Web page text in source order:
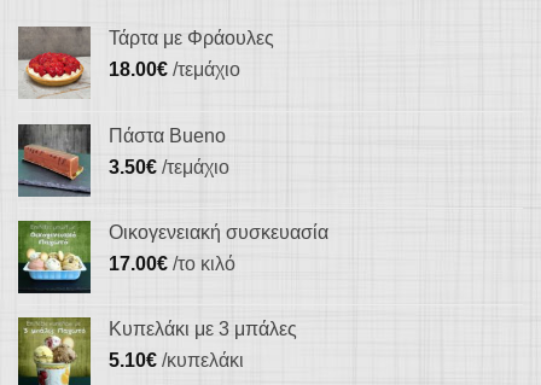
Οι
επιλογές
επιλεγούν
του
προϊόντος
Τάρτα με Φράουλες
18.00€ /τεμάχιο
Πάστα Bueno
3.50€ /τεμάχιο
Οικογενειακή συσκευασία
17.00€ /το κιλό
Κυπελάκι με 3 μπάλες
5.10€ /κυπελάκι